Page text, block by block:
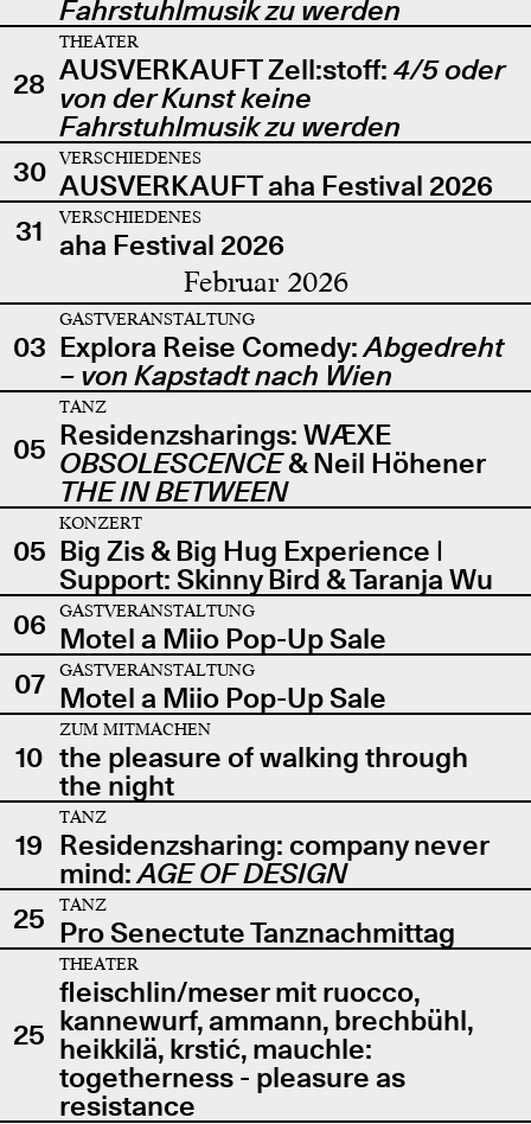
Fahrstuhlmusik zu werden
28
THEATER
AUSVERKAUFT Zell:stoff: 4/5 oder
von der Kunst keine
Fahrstuhlmusik zu werden
30
VERSCHIEDENES
AUSVERKAUFT aha Festival 2026
31
VERSCHIEDENES
aha Festival 2026
Februar 2026
03
GASTVERANSTALTUNG
Explora Reise Comedy:Abgedreht
– von Kapstadt nach Wien
05
TANZ
Residenzsharings: WÆXE
OBSOLESCENCE& Neil Höhener
THE IN BETWEEN
05
KONZERT
Big Zis & Big Hug Experience |
Support: Skinny Bird & Taranja Wu
06
GASTVERANSTALTUNG
Motel a Miio Pop-Up Sale
07
GASTVERANSTALTUNG
Motel a Miio Pop-Up Sale
10
ZUM MITMACHEN
the pleasure of walking through
the night
19
TANZ
Residenzsharing: company never
mind:AGE OF DESIGN
25
TANZ
Pro Senectute Tanznachmittag
25
THEATER
fleischlin/meser mit ruocco,
kannewurf, ammann, brechbühl,
heikkilä, krstić, mauchle:
togetherness - pleasure as
resistance